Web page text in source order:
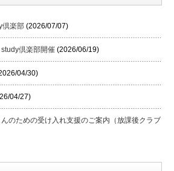
倶楽部 (2026/07/07)
倶楽部開催 (2026/06/19)
04/30)
04/27)
のための受け入れ支援のご案内（放課後クラブ